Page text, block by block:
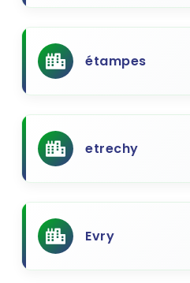
étampes
etrechy
Evry